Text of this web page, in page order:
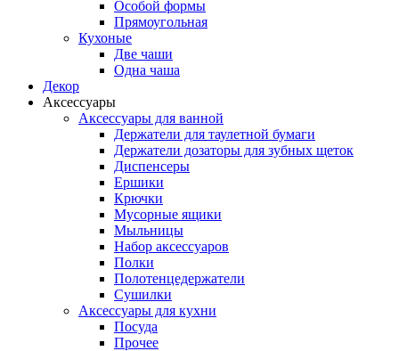
Особой формы
Прямоугольная
Кухоные
Две чаши
Одна чаша
Декор
Аксессуары
Аксессуары для ванной
Держатели для таулетной бумаги
Держатели дозаторы для зубных щеток
Диспенсеры
Ершики
Крючки
Мусорные ящики
Мыльницы
Набор аксессуаров
Полки
Полотенцедержатели
Сушилки
Аксессуары для кухни
Посуда
Прочее